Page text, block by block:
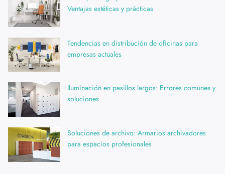
Ventajas estéticas y prácticas
Tendencias en distribución de oficinas para
empresas actuales
Iluminación en pasillos largos: Errores comunes y
soluciones
Soluciones de archivo: Armarios archivadores
para espacios profesionales